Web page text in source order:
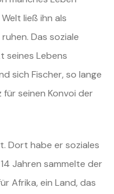
ließ ihn als
Das soziale
seines Lebens
sich Fischer, so lange
seinen Konvoi der
Dort habe er soziales
Jahren sammelte der
Afrika, ein Land, das